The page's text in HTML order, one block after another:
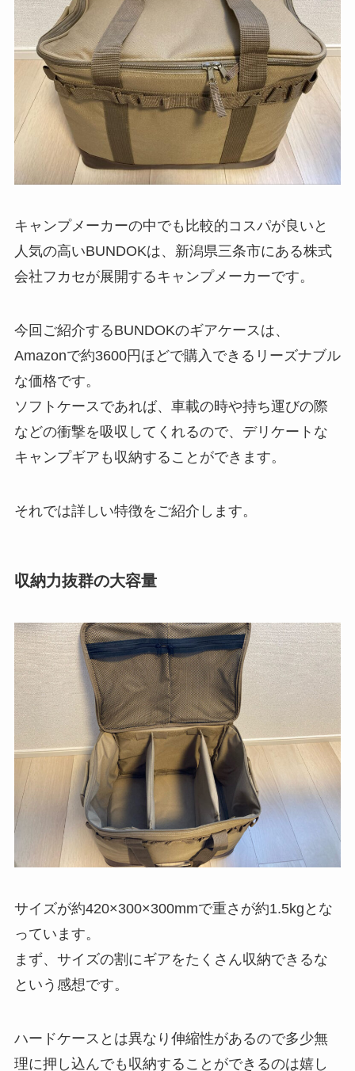
キャンプメーカーの中でも比較的コスパが良いと
人気の高いBUNDOKは、新潟県三条市にある株式
会社フカセが展開するキャンプメーカーです。
今回ご紹介するBUNDOKのギアケースは、
Amazonで約3600円ほどで購入できるリーズナブル
な価格です。
ソフトケースであれば、車載の時や持ち運びの際
などの衝撃を吸収してくれるので、デリケートな
キャンプギアも収納することができます。
それでは詳しい特徴をご紹介します。
収納力抜群の大容量
サイズが約420×300×300mmで重さが約1.5kgとな
っています。
まず、サイズの割にギアをたくさん収納できるな
という感想です。
ハードケースとは異なり伸縮性があるので多少無
理に押し込んでも収納することができるのは嬉し